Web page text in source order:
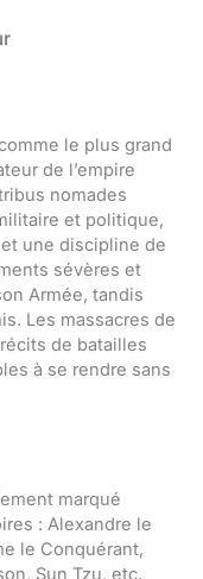
le plus grand
de l’empire
nomades
et politique,
une discipline de
sévères et
Armée, tandis
Les massacres de
de batailles
à se rendre sans
marqué
: Alexandre le
le Conquérant,
Sun Tzu, etc.